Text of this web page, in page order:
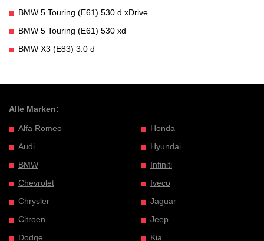
BMW 5 Touring (E61) 530 d xDrive
BMW 5 Touring (E61) 530 xd
BMW X3 (E83) 3.0 d
Alle Marken:
Alfa Romeo
Audi
BMW
Chevrolet
Chrysler
Citroen
Dodge
Honda
Hyundai
Infiniti
Iveco
Jaguar
Jeep
Kia